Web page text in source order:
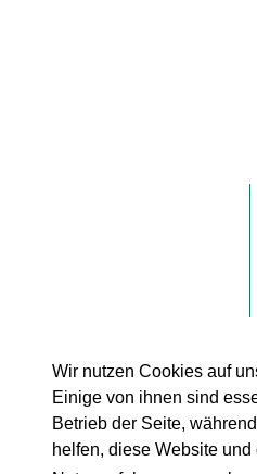
Wir nutzen Cookies auf
Einige von ihnen sind
Betrieb der Seite,
helfen, diese Website und
Bulgarische
Hamburg e.V.
Postfach 71 02 21
22162 Hamburg
Tel.: + ‭49 176 358 143